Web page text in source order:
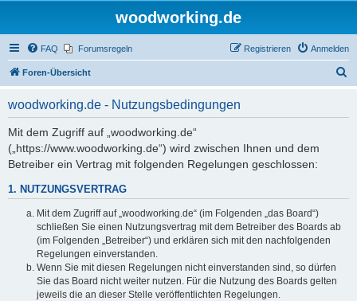
woodworking.de
FAQ Forumsregeln Anmelden
Registrieren
Foren-Übersicht
woodworking.de - Nutzungsbedingungen
Mit dem Zugriff auf „woodworking.de“
(„https://www.woodworking.de“) wird zwischen Ihnen und dem
Betreiber ein Vertrag mit folgenden Regelungen geschlossen:
1. NUTZUNGSVERTRAG
Mit dem Zugriff auf „woodworking.de“ (im Folgenden „das Board“)
schließen Sie einen Nutzungsvertrag mit dem Betreiber des Boards ab
(im Folgenden „Betreiber“) und erklären sich mit den nachfolgenden
Regelungen einverstanden.
Wenn Sie mit diesen Regelungen nicht einverstanden sind, so dürfen
Sie das Board nicht weiter nutzen. Für die Nutzung des Boards gelten
jeweils die an dieser Stelle veröffentlichten Regelungen.